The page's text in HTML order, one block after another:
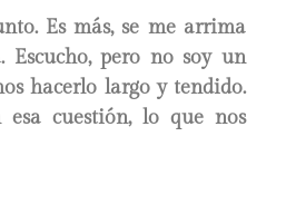
Es más, se me arrima
pero no soy un
hacerlo largo y tendido.
esa cuestión, lo que nos